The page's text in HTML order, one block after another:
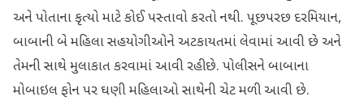
અને પોતાના કૃત્યો માટે કોઈ પસ્તાવો કરતો નથી. પૂછપરછ દરમિયાન,
બાબાની બે મહિલા સહયોગીઓને અટકાયતમાં લેવામાં આવી છે અને
તેમની સાથે મુલાકાત કરવામાં આવી રહી છે. પોલીસને બાબાના
મોબાઇલ ફોન પર ઘણી મહિલાઓ સાથેની ચેટ મળી આવી છે.